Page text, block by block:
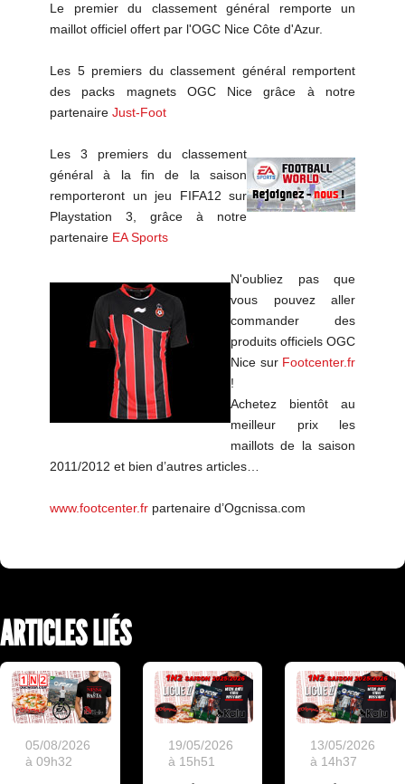
Le premier du classement général remporte un
maillot officiel offert par l'OGC Nice Côte d'Azur.
Les 5 premiers du classement général remportent
des packs magnets OGC Nice grâce à notre
partenaire Just-Foot
Les 3 premiers du classement
général à la fin de la saison
remporteront un jeu FIFA12 sur
Playstation 3, grâce à notre
partenaire EA Sports
N'oubliez pas que
vous pouvez aller
commander des
produits officiels OGC
Nice sur Footcenter.fr
!
Achetez bientôt au
meilleur prix les
maillots de la saison
2011/2012 et bien d’autres articles…
www.footcenter.fr partenaire d’Ogcnissa.com
ARTICLES LIÉS
05/08/2026
à 09h32
19/05/2026
à 15h51
13/05/2026
à 14h37